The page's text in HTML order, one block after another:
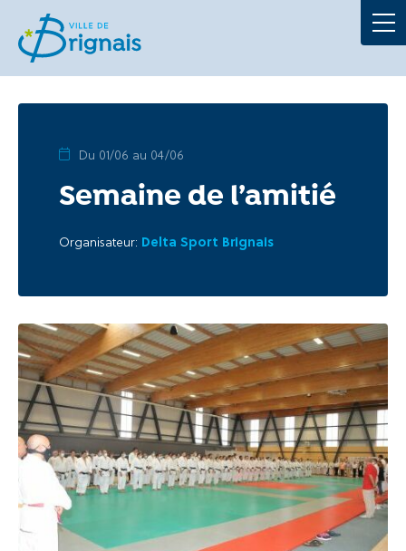
Du 01/06 au 04/06
Semaine de l’amitié
Organisateur: Delta Sport Brignais
La Mairie
Au quotidien
À tout âge
Culture et loisirs
Portails
Actualités
Agenda
Recherche